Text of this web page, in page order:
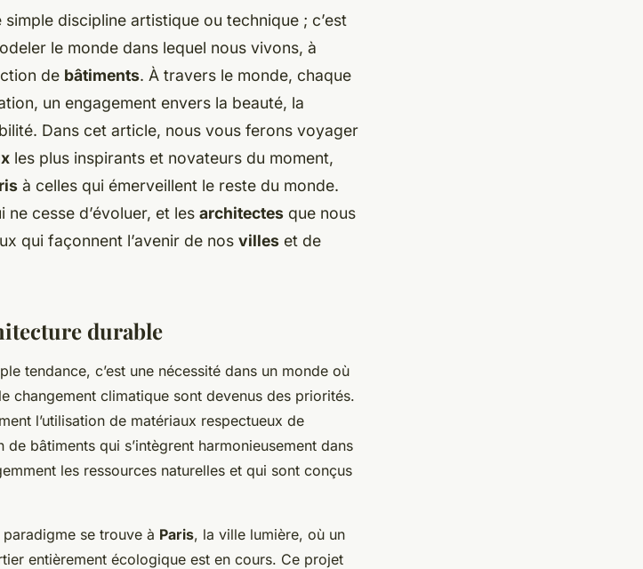
simple discipline artistique ou technique ; c’est
le monde dans lequel nous vivons, à
de bâtiments. À travers le monde, chaque
un engagement envers la beauté, la
Dans cet article, nous vous ferons voyager
les plus inspirants et novateurs du moment,
à celles qui émerveillent le reste du monde.
ne cesse d’évoluer, et les architectes que nous
qui façonnent l’avenir de nos villes et de
durable
tendance, c’est une nécessité dans un monde où
changement climatique sont devenus des priorités.
l’utilisation de matériaux respectueux de
de bâtiments qui s’intègrent harmonieusement dans
les ressources naturelles et qui sont conçus
se trouve à Paris, la ville lumière, où un
entièrement écologique est en cours. Ce projet